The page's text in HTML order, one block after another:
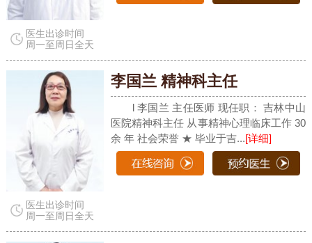
医生出诊时间
周一至周日全天
医生出诊时间
周一至周日全天
李国兰 精神科主任
l 李国兰 主任医师 现任职： 吉林中山
医院精神科主任 从事精神心理临床工作 30
余 年 社会荣誉 ★ 毕业于吉...[详细]